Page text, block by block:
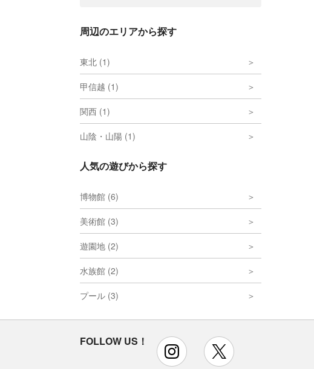
周辺のエリアから探す
東北 (1)
甲信越 (1)
関西 (1)
山陰・山陽 (1)
人気の遊びから探す
博物館 (6)
美術館 (3)
遊園地 (2)
水族館 (2)
プール (3)
FOLLOW US！ instagram